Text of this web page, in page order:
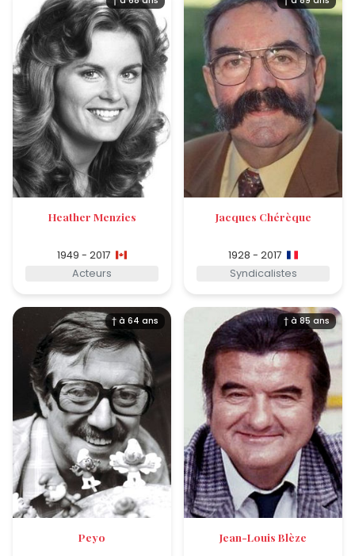
Heather Menzies
1949 - 2017
Acteurs
Jacques Chérèque
1928 - 2017
Syndicalistes
† à 64 ans
Peyo
† à 85 ans
Jean-Louis Blèze